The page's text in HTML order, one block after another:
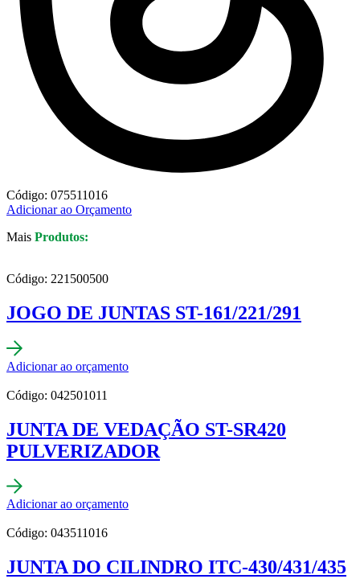
Código: 075511016
Adicionar ao Orçamento
Mais Produtos:
Código: 221500500
JOGO DE JUNTAS ST-161/221/291
Adicionar ao orçamento
Código: 042501011
JUNTA DE VEDAÇÃO ST-SR420
PULVERIZADOR
Adicionar ao orçamento
Código: 043511016
JUNTA DO CILINDRO ITC-430/431/435